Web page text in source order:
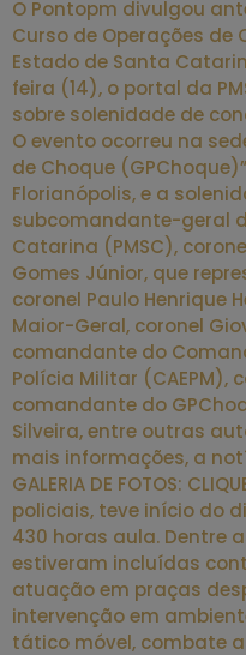
O Pontopm divulgou
Curso de Operações de
Estado de Santa
feira (14), o portal da
sobre solenidade de
O evento ocorreu na
de Choque
Florianópolis, e a
subcomandante-geral
Catarina (PMSC),
Gomes Júnior, que
coronel Paulo Henrique
Maior-Geral, coronel
comandante do
Polícia Militar (CAEPM),
comandante do
Silveira, entre outras
mais informações, a
GALERIA DE FOTOS:
policiais, teve início do
430 horas aula. Dentre
estiveram incluídas
atuação em praças
intervenção em
tático móvel, combate